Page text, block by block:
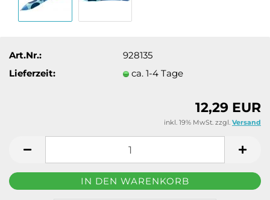
Art.Nr.:
928135
Lieferzeit:
ca. 1-4 Tage
12,29 EUR
inkl. 19% MwSt. zzgl. Versand